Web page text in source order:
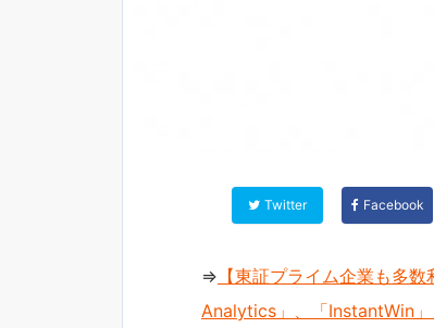
Twitter Facebook
⇒ 【東証プライム企業も多
Analytics」、「InstantWin」